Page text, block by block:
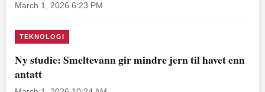
March 1, 2026 6:23 PM
TEKNOLOGI
Ny studie: Smeltevann gir mindre jern til havet enn
antatt